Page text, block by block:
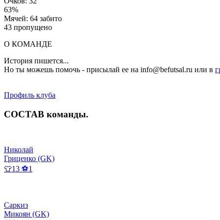
63%
Мячей: 64 забито
43 пропущено
О КОМАНДЕ
История пишется...
Но ты можешь помочь - присылай ее на info@befutsal.ru или в
Профиль клуба
СОСТАВ команды.
Николай
Гриценко (GK)
👕13 ⚽1
Саркиз
Микоян (GK)